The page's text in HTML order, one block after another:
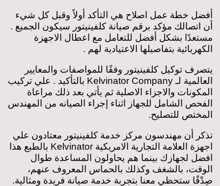
أفضل خطة عمل اصلاح هي التأكد أولاً وقبل كل شيء
أن اتصالك مؤكد برقم صيانة كلفينيتور سيكون الجميع .
مستعدًا بشكل أفضل للتعامل مع اعطال الاجهزة
الكهربائية بتفاصيلها الاعتيادية لهم .
يتصرف توكيل كلفينيتور وفقًا للمواصفات والمعايير
العالمية لـ Kelvinator Company بالتأكيد . علي تركيب
المكونات والاجزاء الاصلية ثم يأتي بعد ذلك مراعاة
الفحص الشامل للجهاز اثناء إجراء الصيانه من المهندس
المختص للتصليح.
تذكر أن مهندسون مركز خدمة كلفينيتور معتادون علي
اجهزة العلامة التجارية الامريكية Kelvinator بالطبع هذا
افضل لجهازك بينما هم يحاولون المساعدة طوال
الوقت، بالشغف وكذلك بالحماس المعروف عنهم،
صِدْقًا ستحظي معنا بتجربة خدمة صيانة فريدة ومثالية.